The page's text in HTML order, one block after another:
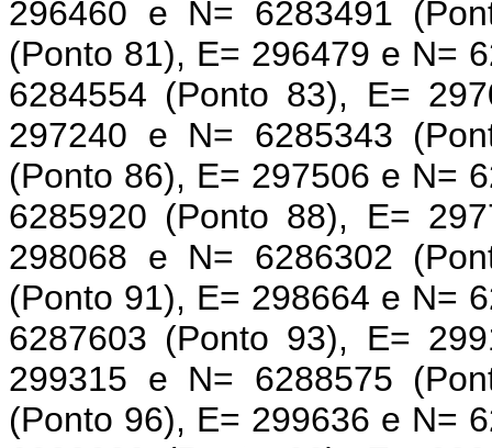
296460 e N= 6283491
(Ponto 81), E= 296479 e N=
6284554 (Ponto 83), E=
297240 e N= 6285343
(Ponto 86), E= 297506 e N=
6285920 (Ponto 88), E=
298068 e N= 6286302
(Ponto 91), E= 298664 e N=
6287603 (Ponto 93), E=
299315 e N= 6288575
(Ponto 96), E= 299636 e N=